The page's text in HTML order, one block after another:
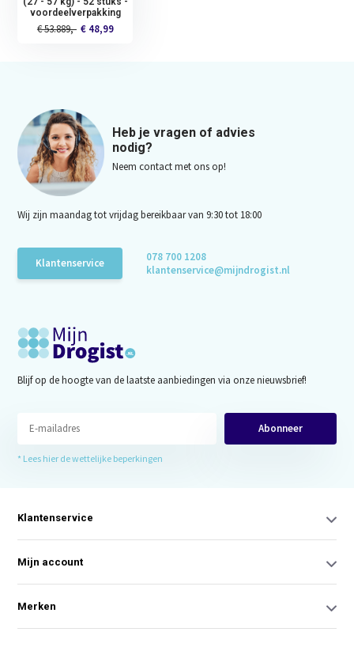
voordeelverpakking
€ 53.889,- € 48,99
Heb je vragen of advies
nodig?
Neem contact met ons op!
Wij zijn maandag tot vrijdag bereikbaar van 9:30 tot 18:00
Klantenservice
078 700 1208
klantenservice@mijndrogist.nl
Blijf op de hoogte van de laatste aanbiedingen via onze nieuwsbrief!
Abonneer
* Lees hier de wettelijke beperkingen
Klantenservice
Mijn account
Merken